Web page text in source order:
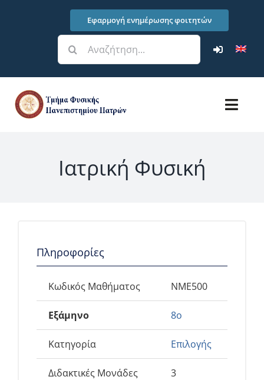
Εφαρμογή ενημέρωσης φοιτητών
Αναζήτηση
για:
Φοιτητικά Θέματα
Ενημέρωση
Ιατρική Φυσική
Πληροφορίες
Κωδικός Μαθήματος NME500
Εξάμηνο 8ο
Κατηγορία Επιλογής
Διδακτικές Μονάδες 3